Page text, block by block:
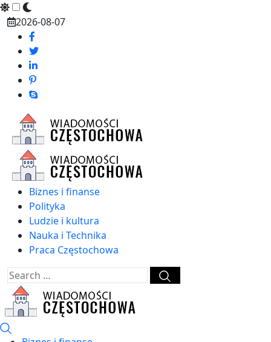
Skip
content
2026-08-07
Biznes i finanse
Polityka
Ludzie i kultura
Nauka i Technika
Praca Częstochowa